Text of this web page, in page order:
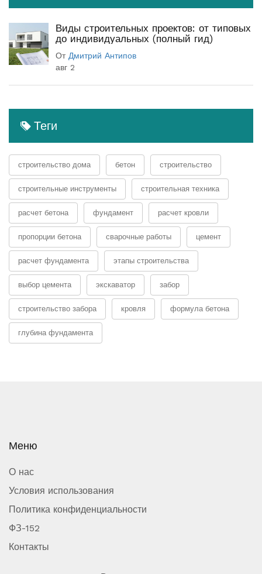
Виды строительных проектов: от типовых
до индивидуальных (полный гид)
От Дмитрий Антипов
авг 2
Теги
строительство дома бетон строительство
строительные инструменты строительная техника
расчет бетона фундамент расчет кровли
пропорции бетона сварочные работы цемент
расчет фундамента этапы строительства
выбор цемента экскаватор забор
строительство забора кровля формула бетона
глубина фундамента
Меню
О нас
Условия использования
Политика конфиденциальности
ФЗ-152
Контакты